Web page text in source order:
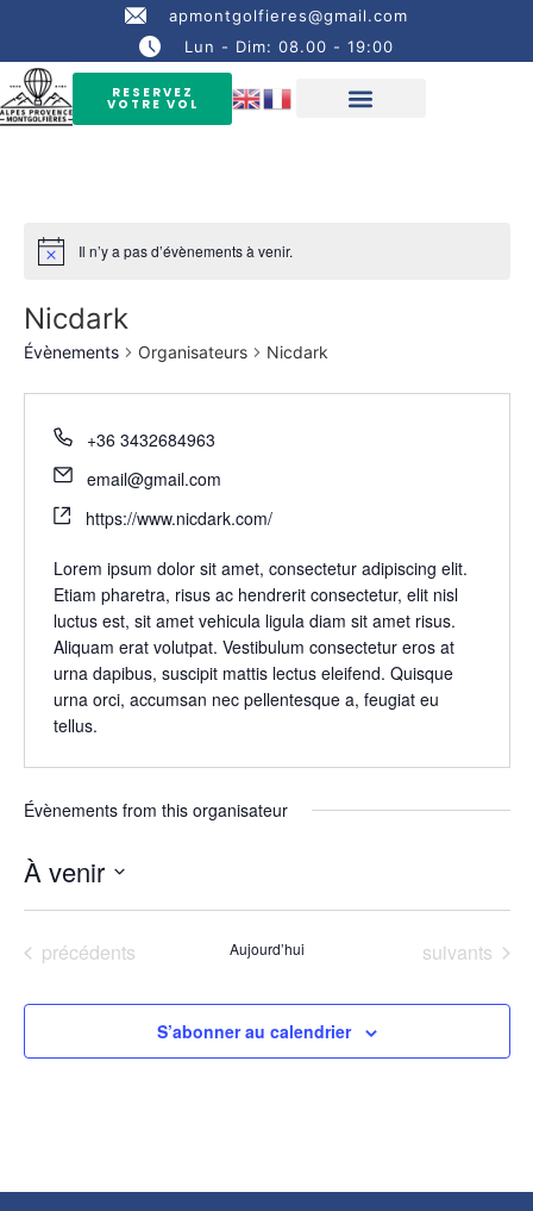
apmontgolfieres@gmail.com
Lun - Dim: 08.00 - 19:00
RESERVEZ
VOTRE VOL
Il n’y a pas d’évènements à venir.
Nicdark
Évènements Organisateurs Nicdark
+36 3432684963
email@gmail.com
https://www.nicdark.com/
Lorem ipsum dolor sit amet, consectetur adipiscing elit.
Etiam pharetra, risus ac hendrerit consectetur, elit nisl
luctus est, sit amet vehicula ligula diam sit amet risus.
Aliquam erat volutpat. Vestibulum consectetur eros at
urna dapibus, suscipit mattis lectus eleifend. Quisque
urna orci, accumsan nec pellentesque a, feugiat eu
tellus.
Évènements from this organisateur
À venir
une
Évènements
précédents Aujourd’hui Évènements
suivants
S’abonner au calendrier